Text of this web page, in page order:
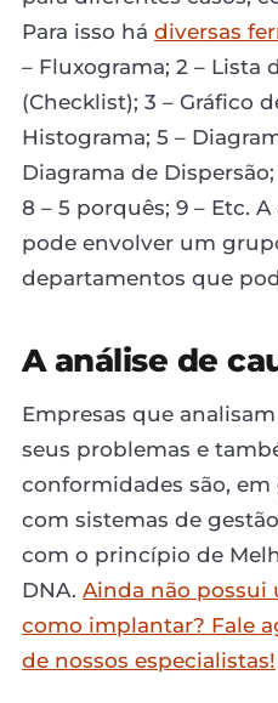
Para isso há diversas
– Fluxograma; 2 – Lista
(Checklist); 3 – Gráfico
Histograma; 5 –
Diagrama de
8 – 5 porquês; 9 – Etc.
pode envolver um
departamentos que
A análise de
Empresas que
seus problemas e
conformidades são, em
com sistemas de
com o princípio de
DNA. Ainda não possui
como implantar? Fale
de nossos especialistas!